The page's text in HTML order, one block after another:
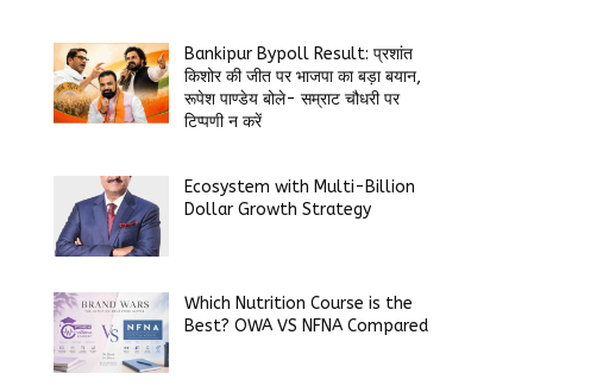
Bankipur Bypoll Result: प्रशांत
किशोर की जीत पर भाजपा का बड़ा बयान,
रूपेश पाण्डेय बोले- सम्राट चौधरी पर
टिप्पणी न करें
Ecosystem with Multi-Billion
Dollar Growth Strategy
Which Nutrition Course is the
Best? OWA VS NFNA Compared